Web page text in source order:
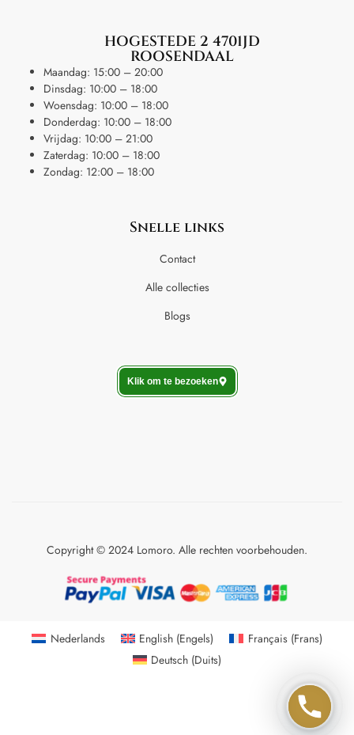
HOGESTEDE 2 4701JD
ROOSENDAAL
Maandag: 15:00 – 20:00
Dinsdag: 10:00 – 18:00
Woensdag: 10:00 – 18:00
Donderdag: 10:00 – 18:00
Vrijdag: 10:00 – 21:00
Zaterdag: 10:00 – 18:00
Zondag: 12:00 – 18:00
Snelle links
Contact
Alle collecties
Blogs
Klik om te bezoeken
Copyright © 2024 Lomoro. Alle rechten voorbehouden.
Nederlands English (Engels) Français(Frans)
Deutsch (Duits)